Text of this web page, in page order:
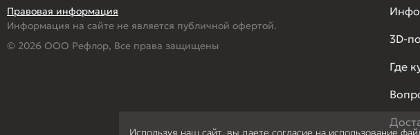
Правовая информация
Информация на сайте не является публичной офертой.
© 2026 ООО Рефлор, Все права защищены
3D-
Где
Используя наш сайт, вы даете согласие на использование